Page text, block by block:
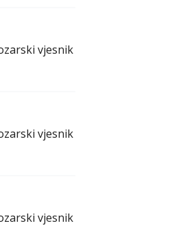
vjesnik - 12.6.2026.
vjesnik - 5.6.2026.
vjesnik - 29.5.2026.